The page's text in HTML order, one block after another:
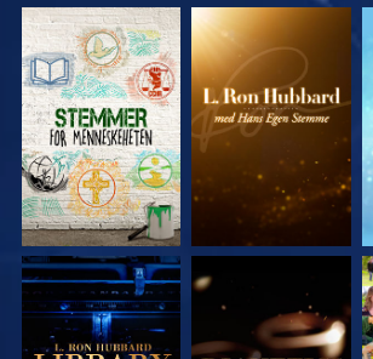
UTFORSK SERIEN UTFORSK SERIEN
UTFORSK SERIEN UTFORSK SERIEN